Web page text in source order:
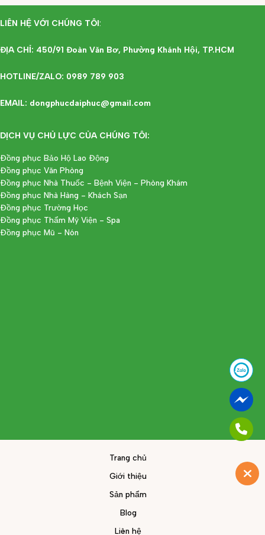
LIÊN HỆ VỚI CHÚNG TÔI:
ĐỊA CHỈ: 450/91 Đoàn Văn Bơ, Phường Khánh Hội, TP.HCM
HOTLINE/ZALO: 0989 789 903
EMAIL: dongphucdaiphuc@gmail.com
DỊCH VỤ CHỦ LỰC CỦA CHÚNG TÔI:
Đồng phục Bảo Hộ Lao Động
Đồng phục Văn Phòng
Đồng phục Nhà Thuốc - Bệnh Viện - Phòng Khám
Đồng phục Nhà Hàng - Khách Sạn
Đồng phục Trường Học
Đồng phục Thẩm Mỹ Viện - Spa
Đồng phục Mũ - Nón
Trang chủ
Giới thiệu
Sản phẩm
Blog
Liên hệ